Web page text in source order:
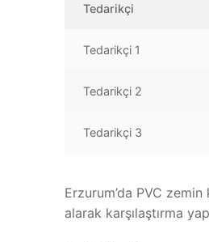
Tedarikçi
Tedarikçi 1
Tedarikçi 2
Tedarikçi 3
Erzurum’da PVC
alarak karşılaştırma